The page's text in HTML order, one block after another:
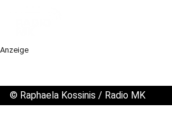
Anzeige
© Raphaela Kossinis / Radio MK